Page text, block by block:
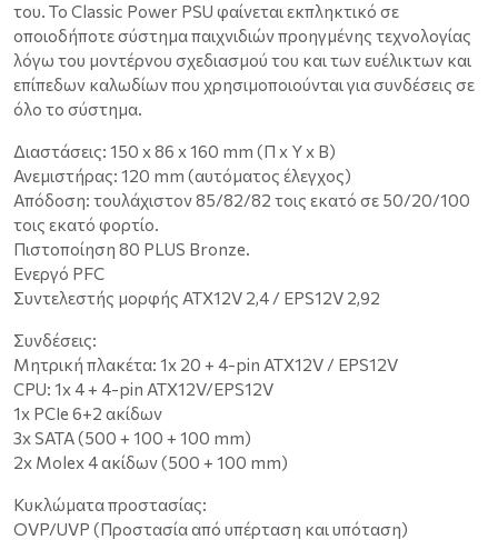
του. Το Classic Power PSU φαίνεται εκπληκτικό σε
οποιοδήποτε σύστημα παιχνιδιών προηγμένης τεχνολογίας
λόγω του μοντέρνου σχεδιασμού του και των ευέλικτων και
επίπεδων καλωδίων που χρησιμοποιούνται για συνδέσεις σε
όλο το σύστημα.
Διαστάσεις: 150 x 86 x 160 mm (Π x Υ x Β)
Ανεμιστήρας: 120 mm (αυτόματος έλεγχος)
Απόδοση: τουλάχιστον 85/82/82 τοις εκατό σε 50/20/100
τοις εκατό φορτίο.
Πιστοποίηση 80 PLUS Bronze.
Ενεργό PFC
Συντελεστής μορφής ATX12V 2,4 / EPS12V 2,92
Συνδέσεις:
Μητρική πλακέτα: 1x 20 + 4-pin ATX12V / EPS12V
CPU: 1x 4 + 4-pin ATX12V/EPS12V
1x PCIe 6+2 ακίδων
3x SATA (500 + 100 + 100 mm)
2x Molex 4 ακίδων (500 + 100 mm)
Κυκλώματα προστασίας:
OVP/UVP (Προστασία από υπέρταση και υπόταση)